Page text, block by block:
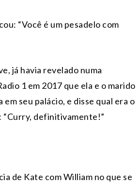
“Você é um pesadelo com
já havia revelado numa
1 em 2017 que ela e o marido
em seu palácio, e disse qual era o
definitivamente!”
de Kate com William no que se